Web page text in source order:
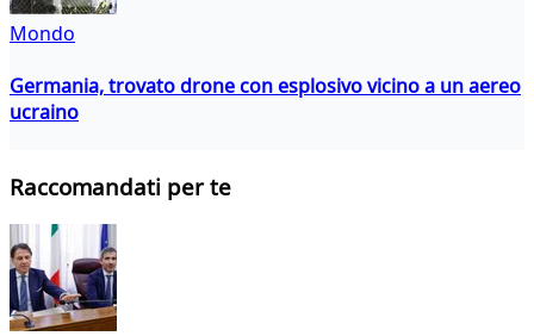
Mondo
Germania, trovato drone con esplosivo vicino a un aereo
ucraino
Raccomandati per te